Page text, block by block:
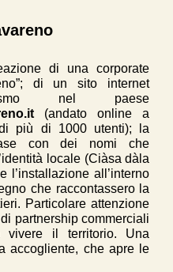
di una corporate
di un sito internet
nel paese
(andato online a
più di 1000 utenti); la
con dei nomi che
locale (Ciàsa dàla
l’installazione all’interno
che raccontassero la
Particolare attenzione
partnership commerciali
il territorio. Una
accogliente, che apre le